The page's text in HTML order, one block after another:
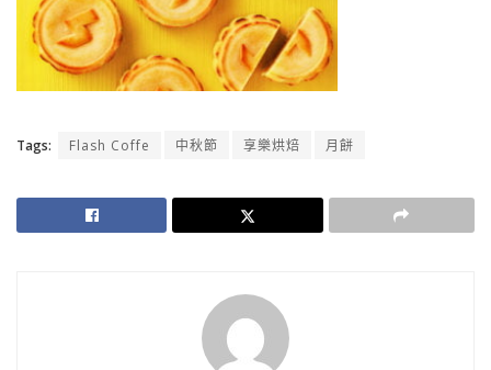
Tags: Flash Coffe 中秋節 享樂烘焙 月餅